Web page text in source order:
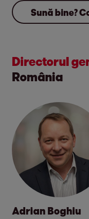
Sună bine?
Directorul
România
Adrian Boghiu